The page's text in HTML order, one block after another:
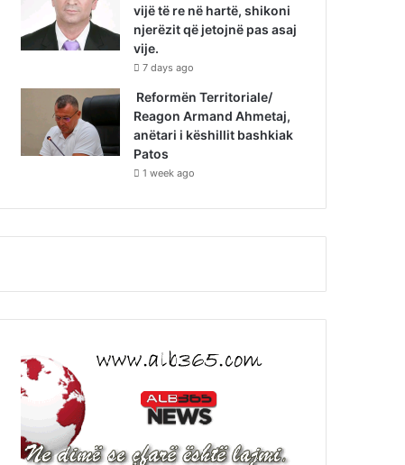
vijë të re në hartë, shikoni
njerëzit që jetojnë pas asaj
vije.
7 days ago
Reformën Territoriale/
Reagon Armand Ahmetaj,
anëtari i këshillit bashkiak
Patos
1 week ago